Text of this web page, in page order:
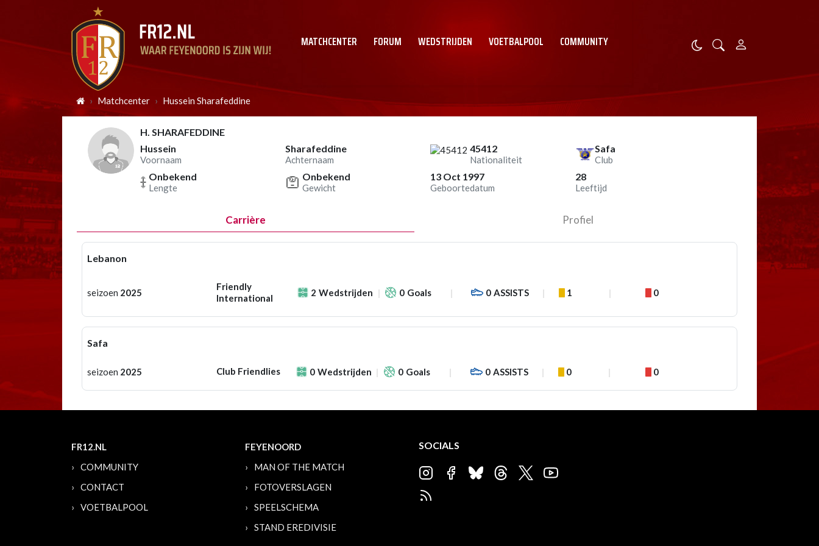
MATCHCENTER FORUM WEDSTRIJDEN VOETBALPOOL COMMUNITY
Matchcenter Hussein Sharafeddine
H. SHARAFEDDINE
Hussein
Voornaam
Sharafeddine
Achternaam
45412
Nationaliteit
Safa
Club
Onbekend
Lengte
Onbekend
Gewicht
13 Oct 1997
Geboortedatum
28
Leeftijd
Carrière Profiel
Lebanon
seizoen 2025
Friendly
International
2 Wedstrijden 0 Goals 0 ASSISTS 1 0
Safa
seizoen 2025 Club Friendlies 0 Wedstrijden 0 Goals 0 ASSISTS 0 0
FR12.NL
COMMUNITY
CONTACT
VOETBALPOOL
FEYENOORD
MAN OF THE MATCH
FOTOVERSLAGEN
SPEELSCHEMA
STAND EREDIVISIE
SOCIALS